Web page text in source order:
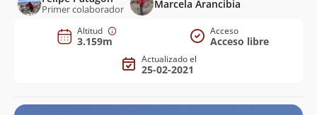
Primer colaborador Marcela Arancibia
Altitud
3.159m
Acceso
Acceso libre
Actualizado el
25-02-2021